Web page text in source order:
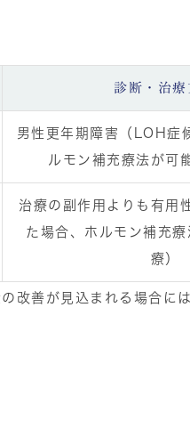
診断・治療
男性更年期障害（LOH症
ルモン補充療法が可
治療の副作用よりも有用
た場合、ホルモン補充
療）
改善が見込まれる場合には